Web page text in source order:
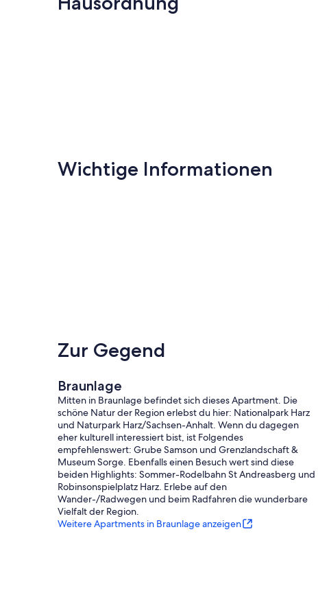
Bewertungen)
Wichtige Informationen
Zur Gegend
Braunlage
Mitten in Braunlage befindet sich dieses Apartment. Die
schöne Natur der Region erlebst du hier: Nationalpark Harz
und Naturpark Harz/Sachsen-Anhalt. Wenn du dagegen
eher kulturell interessiert bist, ist Folgendes
empfehlenswert: Grube Samson und Grenzlandschaft &
Museum Sorge. Ebenfalls einen Besuch wert sind diese
beiden Highlights: Sommer-Rodelbahn St Andreasberg und
Robinsonspielplatz Harz. Erlebe auf den
Wander-/Radwegen und beim Radfahren die wunderbare
Vielfalt der Region.
Weitere Apartments in Braunlage anzeigen